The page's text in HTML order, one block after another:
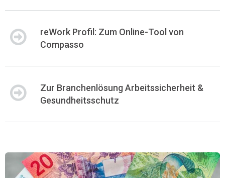
reWork Profil: Zum Online-Tool von
Compasso
Zur Branchenlösung Arbeitssicherheit &
Gesundheitsschutz